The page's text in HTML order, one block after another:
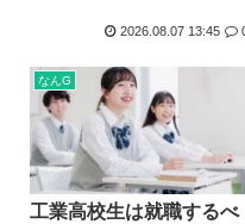
海外「まるでタイムスリッ
首相官邸「高市総理の映像
ヤニネコに一つだけ文句言わ
声優、なんかAIに勝ちそう
2026.08.07 13:45
なんG
工業高校生は就職するべ